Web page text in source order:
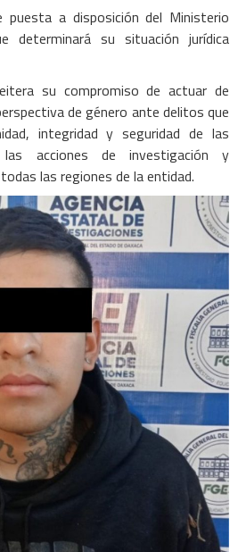
puesta a disposición del Ministerio
determinará su situación jurídica
su compromiso de actuar de
de género ante delitos que
integridad y seguridad de las
las acciones de investigación y
las regiones de la entidad.